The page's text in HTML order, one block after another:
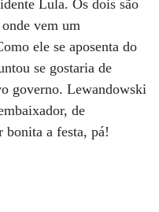
Lula. Os dois são
vem um
ele se aposenta do
se gostaria de
governo. Lewandowski
de
bonita a festa, pá!